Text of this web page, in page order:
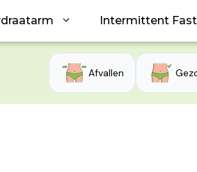
Intermittent
Afvallen